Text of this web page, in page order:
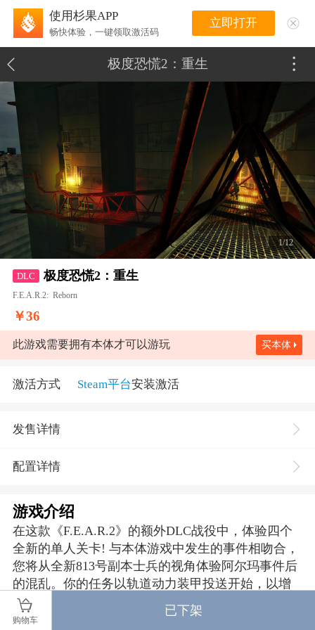
使用杉果APP
畅快体验，一键领取激活码
立即打开
极度恐慌2：重生
1/12
DLC 极度恐慌2：重生
F.E.A.R.2: Reborn
￥36
此游戏需要拥有本体才可以游玩 买本体
激活方式 Steam平台安装激活
发售详情
配置详情
游戏介绍
在这款《F.E.A.R.2》的额外DLC战役中，体验四个
全新的单人关卡! 与本体游戏中发生的事件相吻合，
您将从全新813号副本士兵的视角体验阿尔玛事件后
的混乱。你的任务以轨道动力装甲投送开始，以增
援你的副本小队同伴……但并不是一切都像看起来
那样。超自然事件在Auburn的末日遗迹中肆虐。另
购物车
已下架